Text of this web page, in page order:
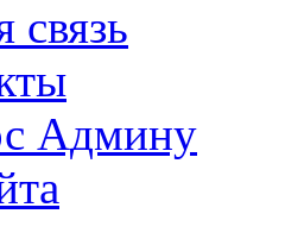
связь
Админу